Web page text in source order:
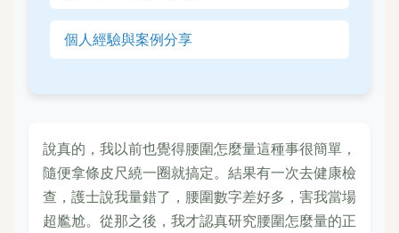
個人經驗與案例分享
說真的，我以前也覺得腰圍怎麼量這種事很簡單，
隨便拿條皮尺繞一圈就搞定。結果有一次去健康檢
查，護士說我量錯了，腰圍數字差好多，害我當場
超尷尬。從那之後，我才認真研究腰圍怎麼量的正